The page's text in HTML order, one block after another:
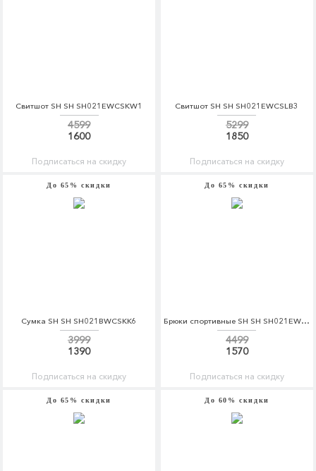
Свитшот SH SH SH021EWCSKW1
4599
1600
Подписаться на скидку
Свитшот SH SH SH021EWCSLB3
5299
1850
Подписаться на скидку
До 65% скидки
Сумка SH SH SH021BWCSKK6
3999
1390
Подписаться на скидку
До 65% скидки
Брюки спортивные SH SH SH021EWCSKO1
4499
1570
Подписаться на скидку
До 65% скидки До 60% скидки